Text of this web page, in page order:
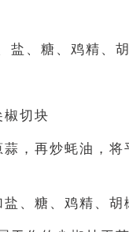
盐、糖、鸡精、
椒切块
，再炒蚝油，
、糖、鸡精、